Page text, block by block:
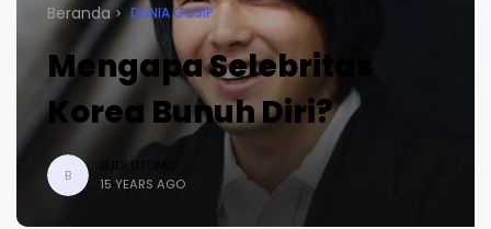
Beranda DUNIA GOSIP
Mengapa Selebritas
Korea Bunuh Diri?
B
BUDI UTOMO
15 YEARS AGO